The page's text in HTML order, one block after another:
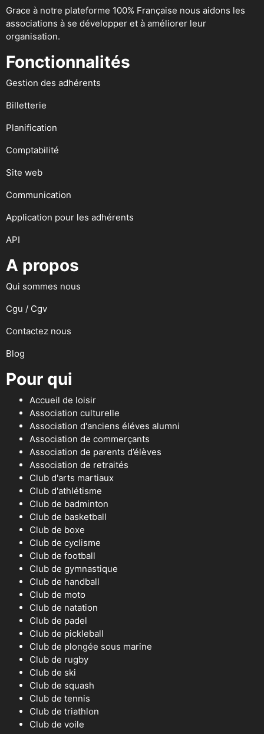
Grace à notre plateforme 100% Française nous aidons les
associations à se développer et à améliorer leur
organisation.
Fonctionnalités
Gestion des adhérents
Billetterie
Planification
Comptabilité
Site web
Communication
Application pour les adhérents
API
A propos
Qui sommes nous
Cgu / Cgv
Contactez nous
Blog
Pour qui
Accueil de loisir
Association culturelle
Association d'anciens éléves alumni
Association de commerçants
Association de parents d’élèves
Association de retraités
Club d'arts martiaux
Club d'athlétisme
Club de badminton
Club de basketball
Club de boxe
Club de cyclisme
Club de football
Club de gymnastique
Club de handball
Club de moto
Club de natation
Club de padel
Club de pickleball
Club de plongée sous marine
Club de rugby
Club de ski
Club de squash
Club de tennis
Club de triathlon
Club de voile